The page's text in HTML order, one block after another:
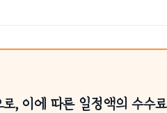
, 이에 따른 일정액의 수수